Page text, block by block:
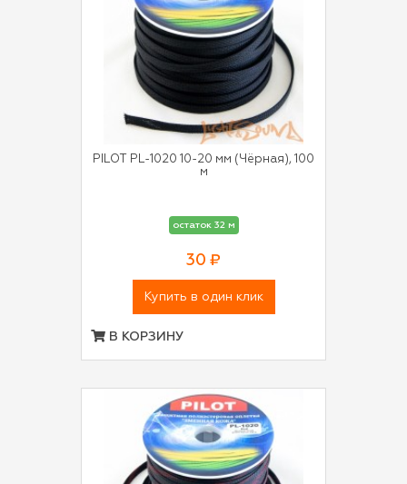
PILOT PL-1020 10-20 мм (Чёрная), 100
м
остаток 32 м
30 ₽
Купить в один клик
В КОРЗИНУ